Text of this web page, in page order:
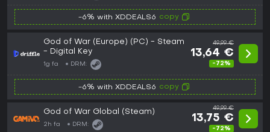
-6% with XDDEALS6 copy
God of War (Europe) (PC) - Steam
- Digital Key
1g fa DRM:
49,99 €
13,64 €
-72%
-6% with XDDEALS6 copy
God of War Global (Steam)
2h fa DRM:
49,99 €
13,75 €
-72%